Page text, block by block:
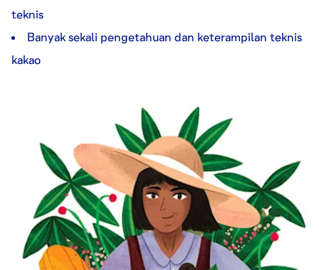
teknis
Banyak sekali pengetahuan dan keterampilan teknis
kakao